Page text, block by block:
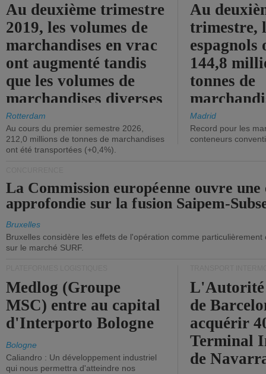
Au deuxième trimestre
2019, les volumes de
marchandises en vrac
ont augmenté tandis
que les volumes de
marchandises diverses
ont diminué.
Rotterdam
Au cours du premier semestre 2026,
212,0 millions de tonnes de marchandises
ont été transportées (+0,4%).
Au
trimestre,
144,8
tonnes de
(+2,9%).
Madrid
Record pour les
conteneurs
La Commission européenne ouvre une
approfondie sur la fusion Saipem-
Bruxelles
Bruxelles considère les effets de l'opération comme
sur le marché SURF.
Medlog (Groupe
MSC) entre au capital
d'Interporto Bologne
Bologne
Caliandro : Un développement industriel
qui nous permettra d'atteindre nos
de
acquérir
Terminal
de